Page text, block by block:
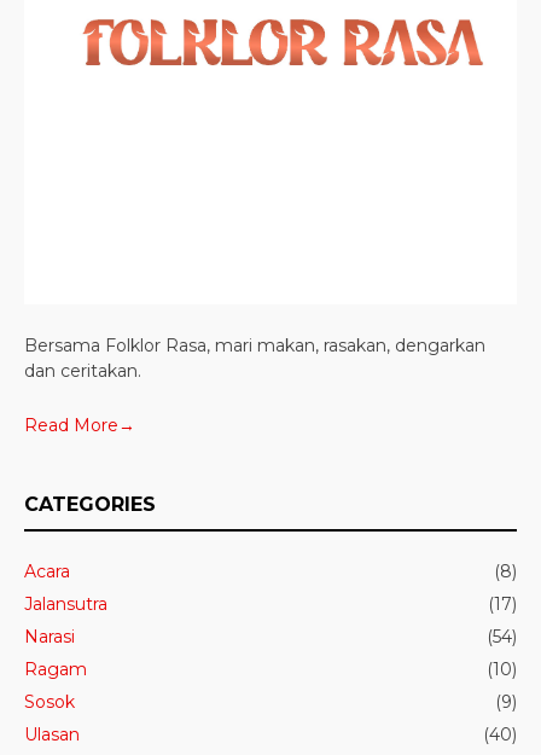
Bersama Folklor Rasa, mari makan, rasakan, dengarkan
dan ceritakan.
Read More→
CATEGORIES
Acara
(8)
Jalansutra
(17)
Narasi
(54)
Ragam
(10)
Sosok
(9)
Ulasan
(40)